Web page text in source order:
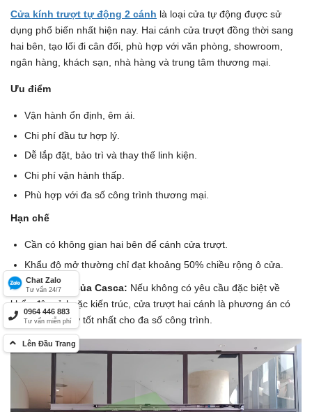
Cửa kính trượt tự động 2 cánh là loại cửa tự động được sử
dụng phổ biến nhất hiện nay. Hai cánh cửa trượt đồng thời sang
hai bên, tạo lối đi cân đối, phù hợp với văn phòng, showroom,
ngân hàng, khách sạn, nhà hàng và trung tâm thương mại.
Ưu điểm
Vận hành ổn định, êm ái.
Chi phí đầu tư hợp lý.
Dễ lắp đặt, bảo trì và thay thế linh kiện.
Chi phí vận hành thấp.
Phù hợp với đa số công trình thương mại.
Hạn chế
Cần có không gian hai bên để cánh cửa trượt.
Khẩu độ mở thường chỉ đạt khoảng 50% chiều rộng ô cửa.
Khuyến nghị của Casca: Nếu không có yêu cầu đặc biệt về
khẩu độ mở hoặc kiến trúc, cửa trượt hai cánh là phương án có
hiệu quả đầu tư tốt nhất cho đa số công trình.
Chat Zalo
Tư vấn 24/7
0964 446 883
Tư vấn miễn phí
Lên Đầu Trang